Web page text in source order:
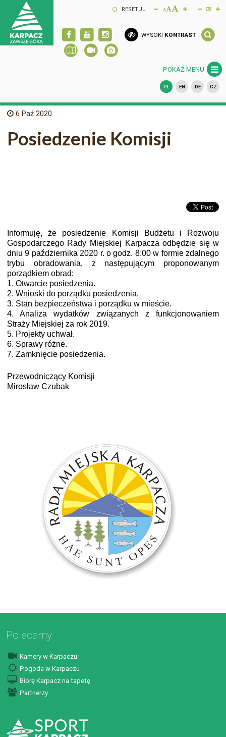
RESETUJ
WYSOKI KONTRAST
POKAŻ MENU
PL EN DE CZ
6 Paź 2020
Posiedzenie Komisji
Informuję, że posiedzenie Komisji
Budżetu i Rozwoju
Gospodarczego Rady Miejskiej Karpaczaodbędzie się w
dniu9 października 2020 r. o godz. 8:00w formiezdalnego
trybu obradowania, z następującym proponowanym
porządkiem obrad:
1. Otwarcie posiedzenia.
2. Wnioski do porządku posiedzenia.
3. Stan bezpieczeństwa i porządku w mieście.
4. Analiza wydatków związanych z funkcjonowaniem
Straży Miejskiej za rok 2019.
5. Projekty uchwał.
6. Sprawy różne.
7. Zamknięcie posiedzenia.
Przewodniczący Komisji
Mirosław Czubak
Polecamy
Kamery w Karpaczu
Pogoda w Karpaczu
Biorę Karpacz na tapetę
Partnerzy